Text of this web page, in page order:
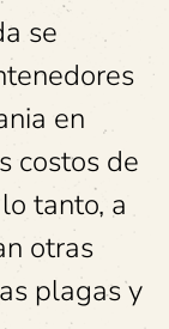
se
en
costos de
tanto, a
otras
plagas y